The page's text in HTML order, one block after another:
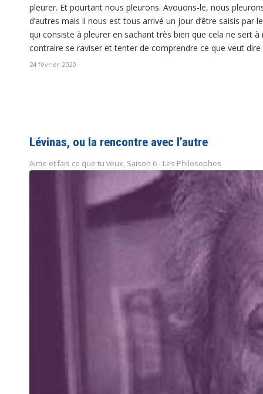
pleurer. Et pourtant nous pleurons. Avouons-le, nous
d’autres mais il nous est tous arrivé un jour d’être saisis par
qui consiste à pleurer en sachant très bien que cela ne sert
contraire se raviser et tenter de comprendre ce que veut
24 février 2020
Lévinas, ou la rencontre avec l’autre
Aime et fais ce que tu veux, Saison 6 - Les Philosophes